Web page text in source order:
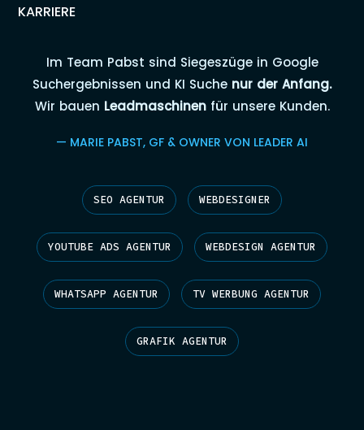
KARRIERE
Im Team Pabst sind Siegeszüge in Google
Suchergebnissen und KI Suche nur der Anfang.
Wir bauen Leadmaschinenfür unsere Kunden.
— MARIE PABST, GF & OWNER VON LEADER AI
SEO AGENTUR WEBDESIGNER
YOUTUBE ADS AGENTUR WEBDESIGN AGENTUR
WHATSAPP AGENTUR TV WERBUNG AGENTUR
GRAFIK AGENTUR